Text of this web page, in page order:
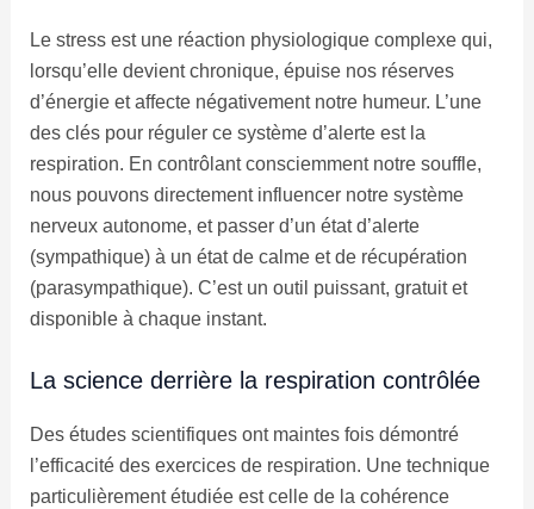
Le stress est une réaction physiologique complexe qui,
lorsqu’elle devient chronique, épuise nos réserves
d’énergie et affecte négativement notre humeur. L’une
des clés pour réguler ce système d’alerte est la
respiration. En contrôlant consciemment notre souffle,
nous pouvons directement influencer notre système
nerveux autonome, et passer d’un état d’alerte
(sympathique) à un état de calme et de récupération
(parasympathique). C’est un outil puissant, gratuit et
disponible à chaque instant.
La science derrière la respiration contrôlée
Des études scientifiques ont maintes fois démontré
l’efficacité des exercices de respiration. Une technique
particulièrement étudiée est celle de la cohérence